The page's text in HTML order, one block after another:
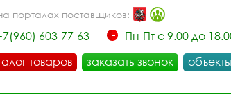
порталах поставщиков:
603-77-63
Пн-Пт с 9.00 до
товаров
заказать звонок объекты